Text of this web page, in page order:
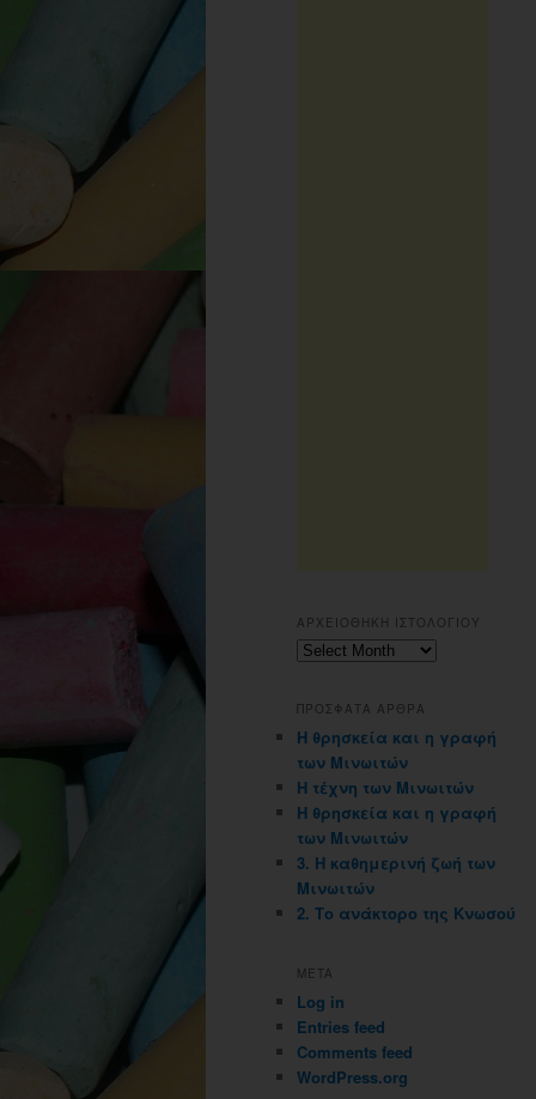
ΑΡΧΕΙΟΘΗΚΗ ΙΣΤΟΛΟΓΙΟΥ
Αρχειοθηκη
ΠΡΟΣΦΑΤΑ ΑΡΘΡΑ
Η θρησκεία και η γραφή
των Μινωιτών
Η τέχνη των Μινωιτών
Η θρησκεία και η γραφή
των Μινωιτών
3. Η καθημερινή ζωή των
Μινωιτών
2. Το ανάκτορο της Κνωσού
META
Log in
Entries feed
Comments feed
WordPress.org